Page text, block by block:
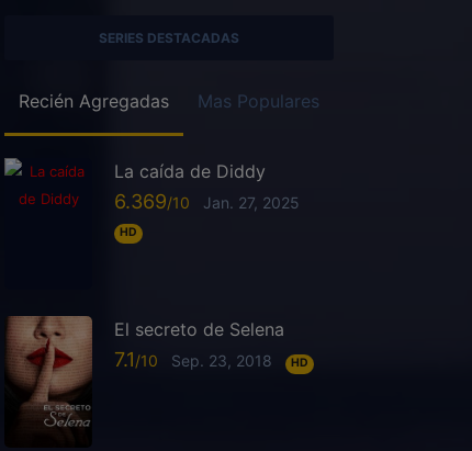
SERIES DESTACADAS
Recién Agregadas Mas Populares
La caída de Diddy
6.369 Jan. 27, 2025
HD
El secreto de Selena
7.1 Sep. 23, 2018 HD